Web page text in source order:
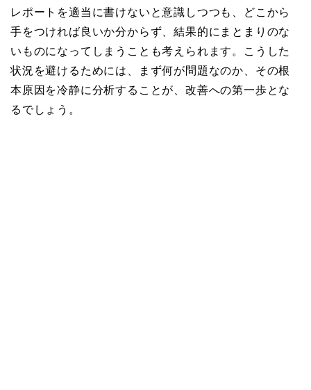
レポートを適当に書けないと意識しつつも、どこから
手をつければ良いか分からず、結果的にまとまりのな
いものになってしまうことも考えられます。こうした
状況を避けるためには、まず何が問題なのか、その根
本原因を冷静に分析することが、改善への第一歩とな
るでしょう。